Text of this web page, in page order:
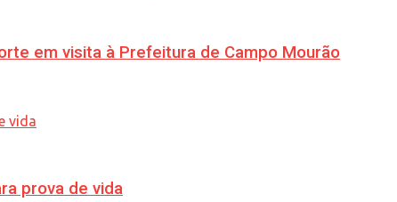
em visita à Prefeitura de Campo Mourão
prova de vida